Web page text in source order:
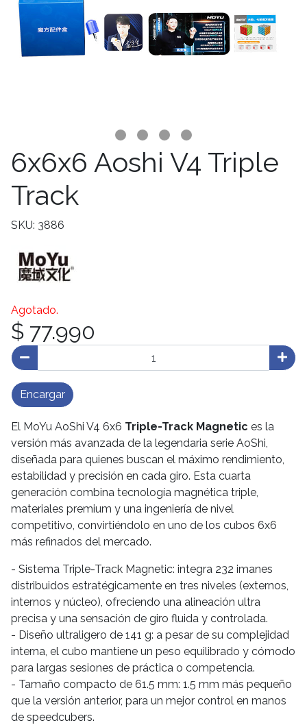
6x6x6 Aoshi V4 Triple
Track
SKU: 3886
Agotado.
$ 77.990
Encargar
El MoYu AoShi V4 6x6 Triple-Track Magnetic es la
versión más avanzada de la legendaria serie AoShi,
diseñada para quienes buscan el máximo rendimiento,
estabilidad y precisión en cada giro. Esta cuarta
generación combina tecnología magnética triple,
materiales premium y una ingeniería de nivel
competitivo, convirtiéndolo en uno de los cubos 6x6
más refinados del mercado.
- Sistema Triple-Track Magnetic: integra 232 imanes
distribuidos estratégicamente en tres niveles (externos,
internos y núcleo), ofreciendo una alineación ultra
precisa y una sensación de giro fluida y controlada.
- Diseño ultraligero de 141 g: a pesar de su complejidad
interna, el cubo mantiene un peso equilibrado y cómodo
para largas sesiones de práctica o competencia.
- Tamaño compacto de 61.5 mm: 1.5 mm más pequeño
que la versión anterior, para un mejor control en manos
de speedcubers.